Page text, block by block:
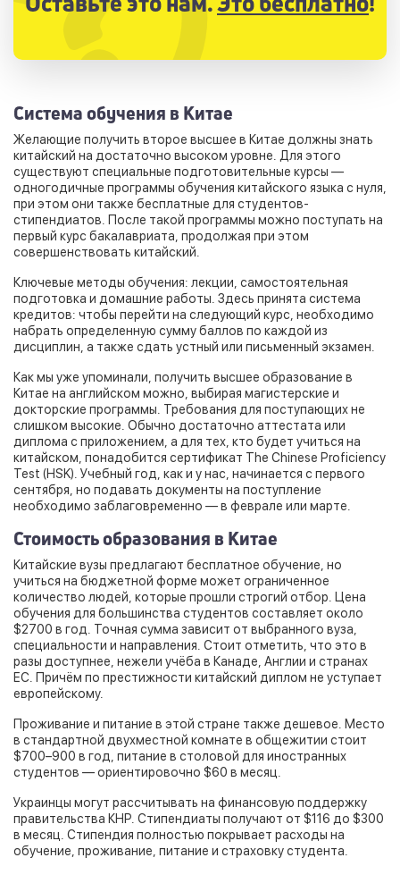
Система обучения в Китае
Желающие получить второе высшее в Китае должны знать
китайский на достаточно высоком уровне. Для этого
существуют специальные подготовительные курсы —
одногодичные программы обучения китайского языка с нуля,
при этом они также бесплатные для студентов-
стипендиатов. После такой программы можно поступать на
первый курс бакалавриата, продолжая при этом
совершенствовать китайский.
Ключевые методы обучения: лекции, самостоятельная
подготовка и домашние работы. Здесь принята система
кредитов: чтобы перейти на следующий курс, необходимо
набрать определенную сумму баллов по каждой из
дисциплин, а также сдать устный или письменный экзамен.
Как мы уже упоминали, получить высшее образование в
Китае на английском можно, выбирая магистерские и
докторские программы. Требования для поступающих не
слишком высокие. Обычно достаточно аттестата или
диплома с приложением, а для тех, кто будет учиться на
китайском, понадобится сертификат The Chinese Proficiency
Test (HSK). Учебный год, как и у нас, начинается с первого
сентября, но подавать документы на поступление
необходимо заблаговременно — в феврале или марте.
Стоимость образования в Китае
Китайские вузы предлагают бесплатное обучение, но
учиться на бюджетной форме может ограниченное
количество людей, которые прошли строгий отбор. Цена
обучения для большинства студентов составляет около
$2700 в год. Точная сумма зависит от выбранного вуза,
специальности и направления. Стоит отметить, что это в
разы доступнее, нежели учёба в Канаде, Англии и странах
ЕС. Причём по престижности китайский диплом не уступает
европейскому.
Проживание и питание в этой стране также дешевое. Место
в стандартной двухместной комнате в общежитии стоит
$700–900 в год, питание в столовой для иностранных
студентов — ориентировочно $60 в месяц.
Украинцы могут рассчитывать на финансовую поддержку
правительства КНР. Стипендиаты получают от $116 до $300
в месяц. Стипендия полностью покрывает расходы на
обучение, проживание, питание и страховку студента.